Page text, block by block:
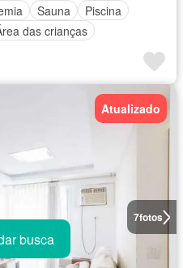
Sauna
Piscina
das crianças
7fotos
Atualizado
busca